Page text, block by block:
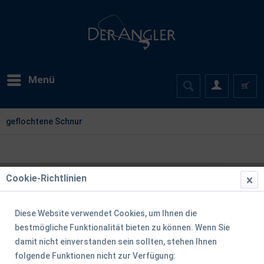
Menü
geflochtene Schnur
Cookie-Richtlinien
Diese Website verwendet Cookies, um Ihnen die
bestmögliche Funktionalität bieten zu können. Wenn Sie
damit nicht einverstanden sein sollten, stehen Ihnen
folgende Funktionen nicht zur Verfügung: